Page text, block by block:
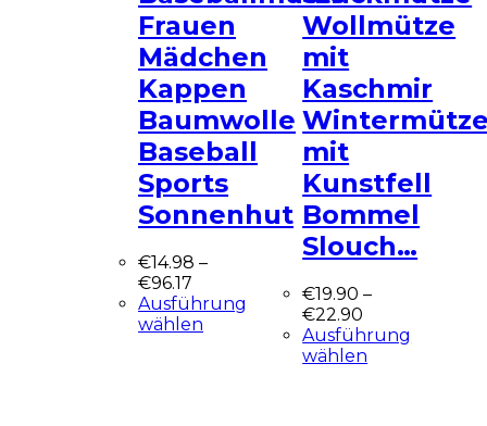
Frauen
Mädchen
Kappen
Baumwolle
Baseball
Sports
Sonnenhut
€14.98 –
€96.17
Ausführung
wählen
Wollmütze
mit
Kaschmir
mit
Kunstfell
Bommel
Slouch…
€19.90 –
€22.90
Ausführung
wählen